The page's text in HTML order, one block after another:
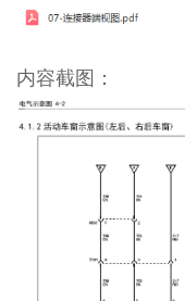
内容截图：